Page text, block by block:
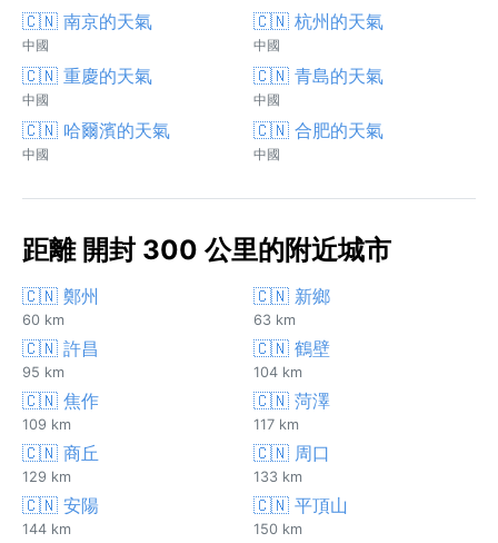
🇨🇳 南京的天氣
中國
🇨🇳 杭州的天氣
中國
🇨🇳 重慶的天氣
中國
🇨🇳 青島的天氣
中國
🇨🇳 哈爾濱的天氣
中國
🇨🇳 合肥的天氣
中國
距離 開封 300 公里的附近城市
🇨🇳 鄭州
60 km
🇨🇳 新鄉
63 km
🇨🇳 許昌
95 km
🇨🇳 鶴壁
104 km
🇨🇳 焦作
109 km
🇨🇳 菏澤
117 km
🇨🇳 商丘
129 km
🇨🇳 周口
133 km
🇨🇳 安陽
144 km
🇨🇳 平頂山
150 km